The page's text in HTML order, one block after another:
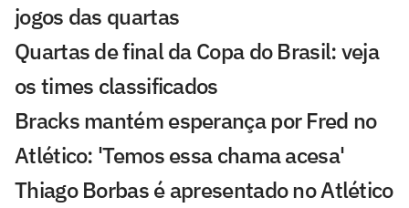
jogos das quartas
Quartas de final da Copa do Brasil: veja
os times classificados
Bracks mantém esperança por Fred no
Atlético: 'Temos essa chama acesa'
Thiago Borbas é apresentado no Atlético